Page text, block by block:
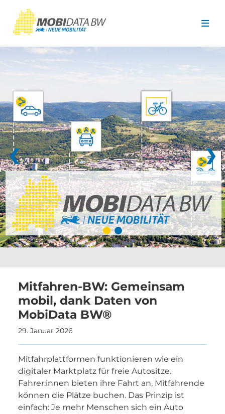
❮ ❯
Mitfahren-BW: Gemeinsam
mobil, dank Daten von
MobiData BW®
29. Januar 2026
Mitfahrplattformen funktionieren wie ein
digitaler Marktplatz für freie Autositze.
Fahrer:innen bieten ihre Fahrt an, Mitfahrende
können die Plätze buchen. Das Prinzip ist
einfach: Je mehr Menschen sich ein Auto